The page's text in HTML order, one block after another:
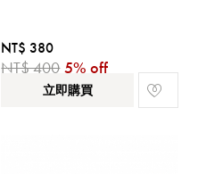
NT$ 380
NT$ 400 5% off
立即購買